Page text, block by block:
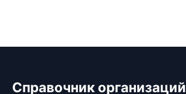
Справочник организаций